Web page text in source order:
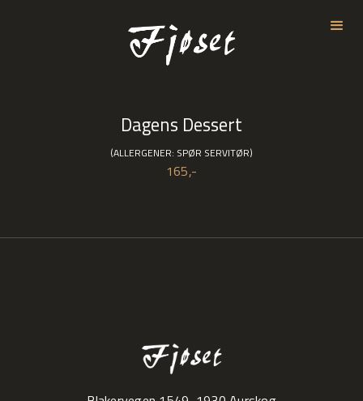
Dagens Dessert
(ALLERGENER: SPØR SERVITØR)
165,-